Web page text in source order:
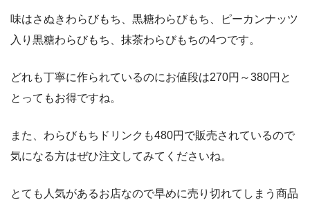
味はさぬきわらびもち、黒糖わらびもち、ピーカンナッツ
入り黒糖わらびもち、抹茶わらびもちの4つです。
どれも丁寧に作られているのにお値段は270円～380円と
とってもお得ですね。
また、わらびもちドリンクも480円で販売されているので
気になる方はぜひ注文してみてくださいね。
とても人気があるお店なので早めに売り切れてしまう商品